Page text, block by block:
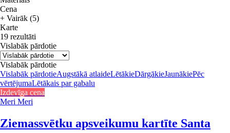
Cena
+ Vairāk (5)
Karte
19 rezultāti
Vislabāk pārdotie
Vislabāk pārdotie
Vislabāk pārdotieAugstākā atlaideLētākieDārgākieJaunākiePēc
vērtējumaLētākais par gabalu
Izdevīga cena
Meri Meri
Ziemassvētku apsveikumu kartīte Santa